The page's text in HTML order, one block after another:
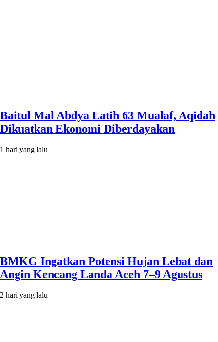
Baitul Mal Abdya Latih 63 Mualaf, Aqidah
Dikuatkan Ekonomi Diberdayakan
1 hari yang lalu
BMKG Ingatkan Potensi Hujan Lebat dan
Angin Kencang Landa Aceh 7–9 Agustus
2 hari yang lalu